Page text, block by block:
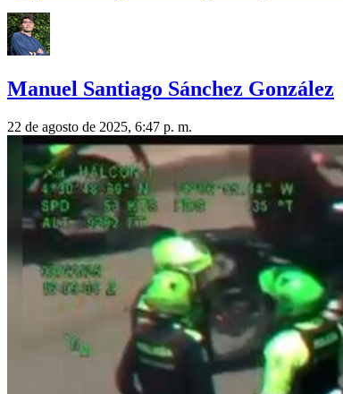
Manuel Santiago Sánchez González
22 de agosto de 2025, 6:47 p. m.